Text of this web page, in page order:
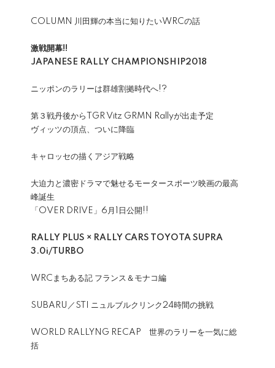
COLUMN 川田輝の本当に知りたいWRCの話
激戦開幕!!
JAPANESE RALLY CHAMPIONSHIP2018
ニッポンのラリーは群雄割拠時代へ!?
第３戦丹後からTGR Vitz GRMN Rallyが出走予定
ヴィッツの頂点、ついに降臨
キャロッセの描くアジア戦略
大迫力と濃密ドラマで魅せるモータースポーツ映画の最高
峰誕生
「OVER DRIVE」6月1日公開!!
RALLY PLUS × RALLY CARS TOYOTA SUPRA
3.0i/TURBO
WRCまちある記 フランス＆モナコ編
SUBARU／STI ニュルブルクリンク24時間の挑戦
WORLD RALLYNG RECAP 世界のラリーを一気に総
括